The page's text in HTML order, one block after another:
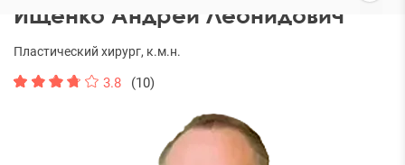
Ищенко Андрей Леонидович
Пластический хирург, к.м.н.
3.8 (10)